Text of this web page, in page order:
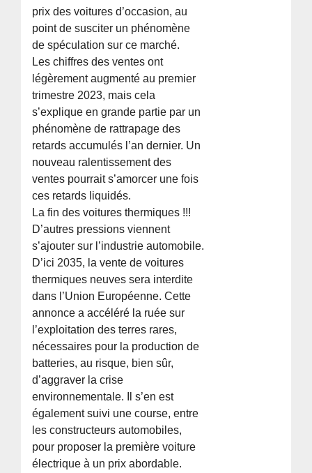
prix des voitures d’occasion, au
point de susciter un phénomène
de spéculation sur ce marché.
Les chiffres des ventes ont
légèrement augmenté au premier
trimestre 2023, mais cela
s’explique en grande partie par un
phénomène de rattrapage des
retards accumulés l’an dernier. Un
nouveau ralentissement des
ventes pourrait s’amorcer une fois
ces retards liquidés.
La fin des voitures thermiques !!!
D’autres pressions viennent
s’ajouter sur l’industrie automobile.
D’ici 2035, la vente de voitures
thermiques neuves sera interdite
dans l’Union Européenne. Cette
annonce a accéléré la ruée sur
l’exploitation des terres rares,
nécessaires pour la production de
batteries, au risque, bien sûr,
d’aggraver la crise
environnementale. Il s’en est
également suivi une course, entre
les constructeurs automobiles,
pour proposer la première voiture
électrique à un prix abordable.